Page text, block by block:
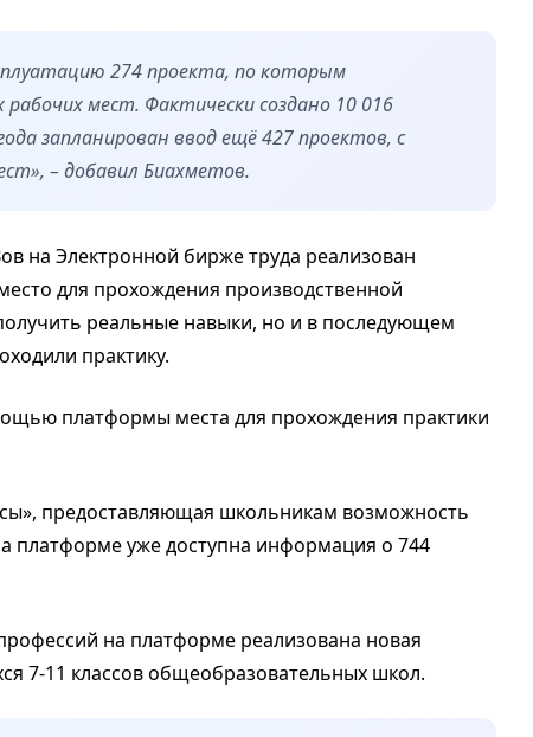
274 проекта, по которым
мест. Фактически создано 10 016
запланирован ввод ещё 427 проектов, с
– добавил Биахметов.
на Электронной бирже труда реализован
для прохождения производственной
реальные навыки, но и в последующем
практику.
платформы места для прохождения практики
предоставляющая школьникам возможность
платформе уже доступна информация о 744
на платформе реализована новая
7-11 классов общеобразовательных школ.